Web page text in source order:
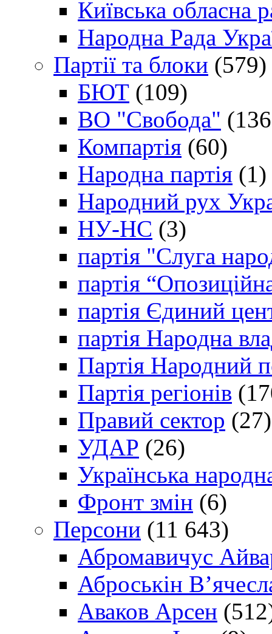
Київська обласна
Народна Рада
Партії та блоки (579)
БЮТ (109)
ВО "Свобода"
Компартія (60)
Народна партія (1)
Народний рух
НУ-НС (3)
партія "Слуга
партія
партія Єдиний
партія Народна
Партія Народний
Партія регіонів
Правий сектор (27)
УДАР (26)
Українська
Фронт змін (6)
Персони (11 643)
Абромавичус
Аброськін
Аваков Арсен